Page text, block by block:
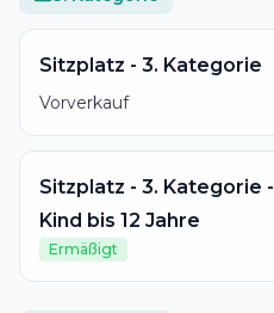
Sitzplatz - 3. Kategorie
Vorverkauf
Sitzplatz - 3. Kategorie -
Kind bis 12 Jahre
Ermäßigt